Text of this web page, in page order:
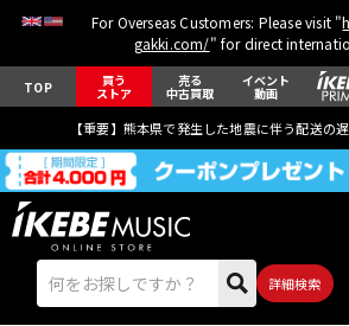
For Overseas Customers: Please visit "
gakki.com/" for direct
TOP 買う
ストア
売る
中古買取
イベント
動画
【重要】熊本県で発生した地震に伴う配送の
詳細検索